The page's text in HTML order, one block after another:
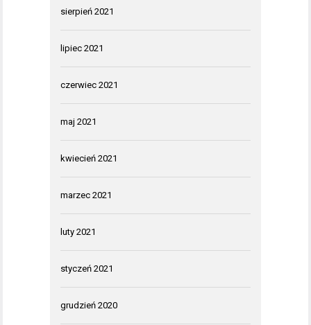
sierpień 2021
lipiec 2021
czerwiec 2021
maj 2021
kwiecień 2021
marzec 2021
luty 2021
styczeń 2021
grudzień 2020